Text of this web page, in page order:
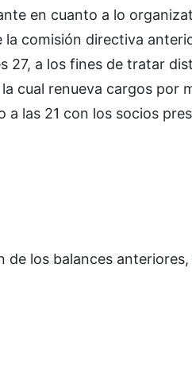
en cuanto a lo
comisión directiva
27, a los fines de tratar
cual renueva cargos por
las 21 con los socios
los balances